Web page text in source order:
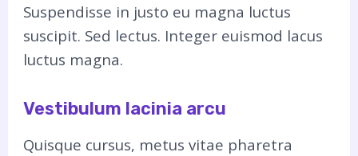
Suspendisse in justo eu magna luctus
suscipit. Sed lectus. Integer euismod lacus
luctus magna.
Vestibulum lacinia arcu
Quisque cursus, metus vitae pharetra